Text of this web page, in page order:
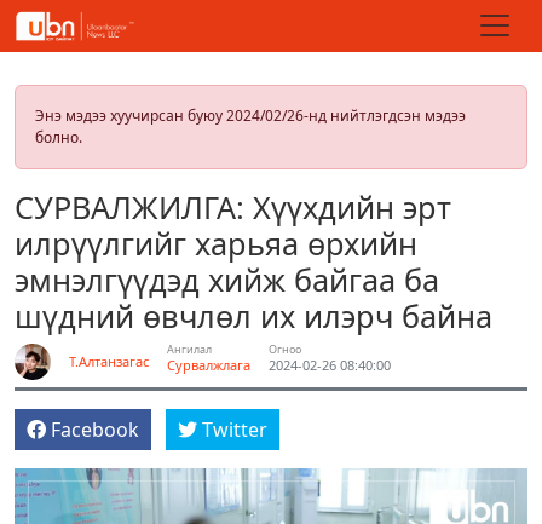
Энэ мэдээ хуучирсан буюу 2024/02/26-нд нийтлэгдсэн мэдээ
болно.
СУРВАЛЖИЛГА: Хүүхдийн эрт
илрүүлгийг харьяа өрхийн
эмнэлгүүдэд хийж байгаа ба
шүдний өвчлөл их илэрч байна
Т.Алтанзагас
Ангилал
Сурвалжлага
Огноо
2024-02-26 08:40:00
Facebook Twitter